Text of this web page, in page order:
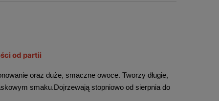
od partii
oraz duże, smaczne owoce. Tworzy długie,
smaku.Dojrzewają stopniowo od sierpnia do